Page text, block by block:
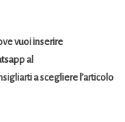
vuoi inserire
al
a scegliere l’articolo